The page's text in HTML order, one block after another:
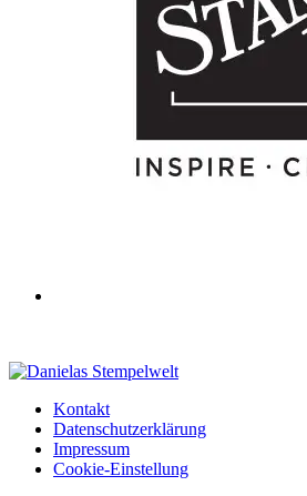
Kontakt
Datenschutzerklärung
Impressum
Cookie-Einstellung